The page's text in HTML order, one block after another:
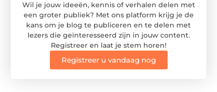
Wil je jouw ideeën, kennis of verhalen delen met
een groter publiek? Met ons platform krijg je de
kans om je blog te publiceren en te delen met
lezers die geïnteresseerd zijn in jouw content.
Registreer en laat je stem horen!
Registreer u vandaag nog